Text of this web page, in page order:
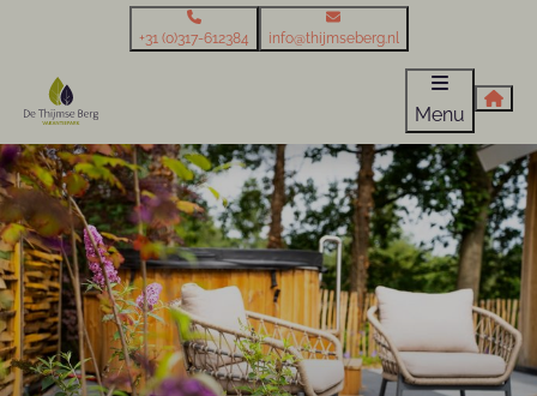
+31 (0)317-612384 info@thijmseberg.nl
Menu